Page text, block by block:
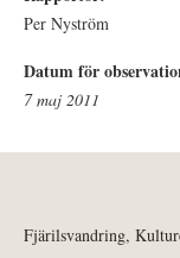
Per Nyström
Datum för
7 maj 2011
Fjärilsvandring,